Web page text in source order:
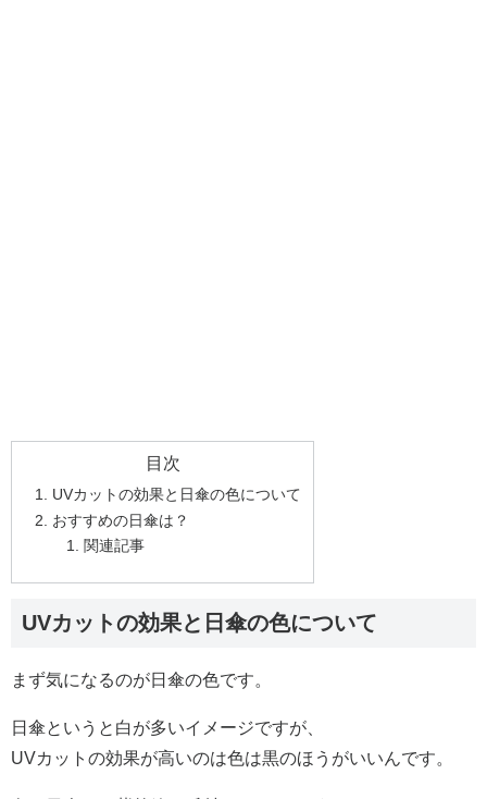
目次
UVカットの効果と日傘の色について
おすすめの日傘は？
関連記事
UVカットの効果と日傘の色について
まず気になるのが日傘の色です。
日傘というと白が多いイメージですが、
UVカットの効果が高いのは色は黒のほうがいいんです。